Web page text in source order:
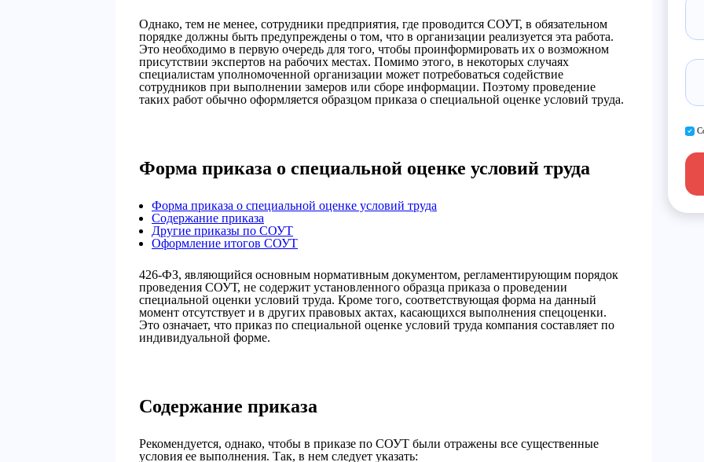
Однако, тем не менее, сотрудники предприятия, где проводится СОУТ, в обязательном
порядке должны быть предупреждены о том, что в организации реализуется эта работа.
Это необходимо в первую очередь для того, чтобы проинформировать их о возможном
присутствии экспертов на рабочих местах. Помимо этого, в некоторых случаях
специалистам уполномоченной организации может потребоваться содействие
сотрудников при выполнении замеров или сборе информации. Поэтому проведение
таких работ обычно оформляется образцом приказа о специальной оценке условий труда.
Форма приказа о специальной оценке условий труда
Форма приказа о специальной оценке условий труда
Содержание приказа
Другие приказы по СОУТ
Оформление итогов СОУТ
426-ФЗ, являющийся основным нормативным документом, регламентирующим порядок
проведения СОУТ, не содержит установленного образца приказа о проведении
специальной оценки условий труда. Кроме того, соответствующая форма на данный
момент отсутствует и в других правовых актах, касающихся выполнения спецоценки.
Это означает, что приказ по специальной оценке условий труда компания составляет по
индивидуальной форме.
Содержание приказа
Рекомендуется, однако, чтобы в приказе по СОУТ были отражены все существенные
условия ее выполнения. Так, в нем следует указать: